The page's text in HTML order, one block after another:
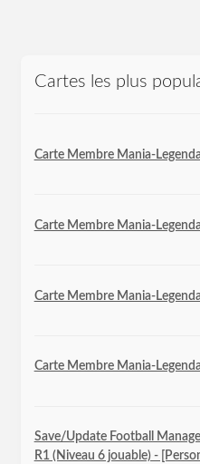
Products Page
Transaction Results
Univers de l’informatique et de la VR
Cartes les plus
Carte Membre Mania-
Carte Membre Mania-
Carte Membre Mania-
Carte Membre Mania-
Save/Update Football
R1 (Niveau 6 jouable) -